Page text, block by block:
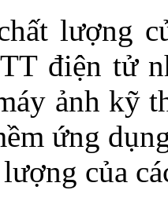
lượng
điện tử
ảnh kỹ
ứng
của